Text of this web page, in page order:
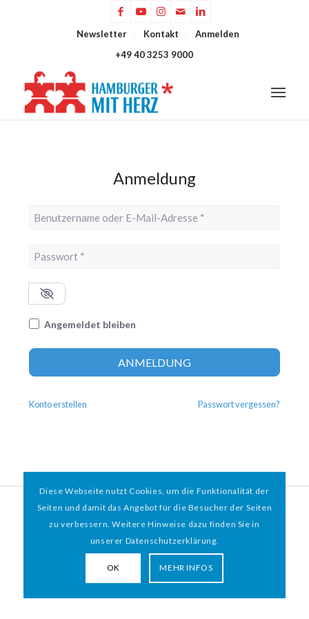
Newsletter Kontakt
Anmelden
+49 40 3253 9000
Anmeldung
Benutzername oder E-Mail-Adresse
Passwort *
Angemeldet bleiben
ANMELDUNG
Konto erstellen Passwort vergessen?
© 2026 HAMBURGER*MIT HERZ e.V. | WEBDESIGN BY WEBIGAMI
Diese Webseite nutzt Cookies, um die Funktionalität der
Seiten und damit das Angebot für die Besucher der Seiten
zu verbessern. Weitere Hinweise dazu finden Sie in
unserer Datenschutzerklärung.
OK MEHR INFOS